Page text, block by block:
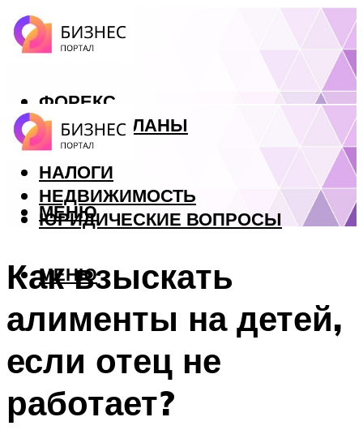
ФОРЕКС
БИЗНЕС ПЛАНЫ
КРЕДИТЫ
НАЛОГИ
НЕДВИЖИМОСТЬ
ЮРИДИЧЕСКИЕ ВОПРОСЫ
МЕНЮ
МЕНЮ
Как взыскать
алименты на детей,
если отец не
работает?